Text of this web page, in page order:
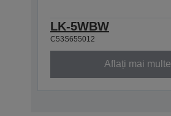
LK-5WBW
C53S655012
Aflați mai multe